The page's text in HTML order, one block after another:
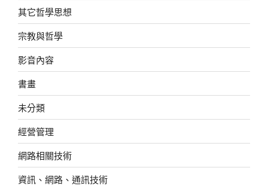
其它哲學思想
宗教與哲學
影音內容
書畫
未分類
經營管理
網路相關技術
資訊、網路、通訊技術